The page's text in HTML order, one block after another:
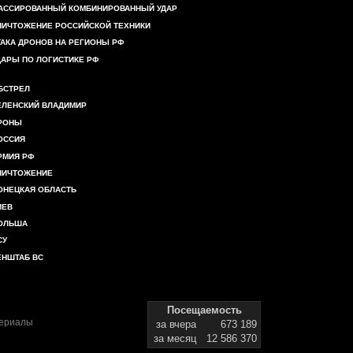
КОМБИНИРОВАННЫЙ УДАР
РОССИЙСКОЙ ТЕХНИКИ
ДРОНОВ НА РЕГИОНЫ РФ
ПО ЛОГИСТИКЕ РФ
ВЛАДИМИР
РФ
ОБЛАСТЬ
ВС
Посещаемость
за вчера
673 189
за месяц
12 586 370